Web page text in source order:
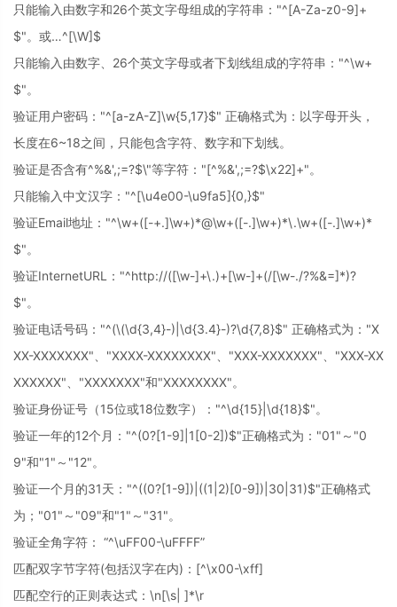
只能输入由数字和26个英文字母组成的字符串："^[A-Za-z0-9]+
$"。或…^[\W]$
只能输入由数字、26个英文字母或者下划线组成的字符串："^\w+
$"。
验证用户密码："^[a-zA-Z]\w{5,17}$" 正确格式为：以字母开头，
长度在6~18之间，只能包含字符、数字和下划线。
验证是否含有^%&',;=?$\"等字符："[^%&',;=?$\x22]+"。
只能输入中文汉字："^[\u4e00-\u9fa5]{0,}$"
验证Email地址："^\w+([-+.]\w+)*@\w+([-.]\w+)*\.\w+([-.]\w+)*
$"。
验证InternetURL："^http://([\w-]+\.)+[\w-]+(/[\w-./?%&=]*)?
$"。
验证电话号码："^(\(\d{3,4}-)|\d{3.4}-)?\d{7,8}$" 正确格式为："X
XX-XXXXXXX"、"XXXX-XXXXXXXX"、"XXX-XXXXXXX"、"XXX-XX
XXXXXX"、"XXXXXXX"和"XXXXXXXX"。
验证身份证号（15位或18位数字）："^\d{15}|\d{18}$"。
验证一年的12个月："^(0?[1-9]|1[0-2])$"正确格式为："01"～"0
9"和"1"～"12"。
验证一个月的31天："^((0?[1-9])|((1|2)[0-9])|30|31)$"正确格式
为；"01"～"09"和"1"～"31"。
验证全角字符： “^\uFF00-\uFFFF”
匹配双字节字符(包括汉字在内)：[^\x00-\xff]
匹配空行的正则表达式：\n[\s| ]*\r